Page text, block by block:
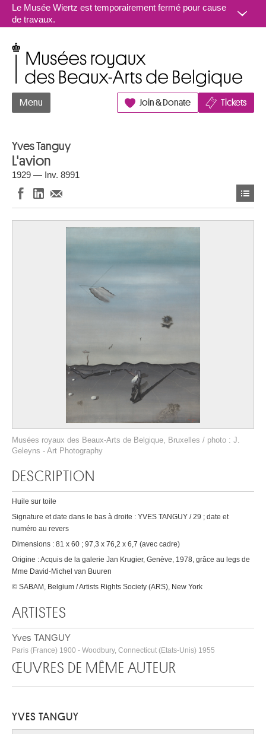
Aller au contenu
Le Musée Wiertz est temporairement fermé pour cause
de travaux.
Menu Join & Donate Tickets
Yves Tanguy
L'avion
1929 — Inv. 8991
Musées royaux des Beaux-Arts de Belgique, Bruxelles / photo : J.
Geleyns - Art Photography
DESCRIPTION
Huile sur toile
Signature et date dans le bas à droite : YVES TANGUY / 29 ; date et
numéro au revers
Dimensions : 81 x 60 ; 97,3 x 76,2 x 6,7 (avec cadre)
Origine : Acquis de la galerie Jan Krugier, Genève, 1978, grâce au legs de
Mme David-Michel van Buuren
© SABAM, Belgium / Artists Rights Society (ARS), New York
ARTISTES
Yves TANGUY
Paris (France) 1900 - Woodbury, Connecticut (Etats-Unis) 1955
ŒUVRES DE MÊME AUTEUR
YVES TANGUY